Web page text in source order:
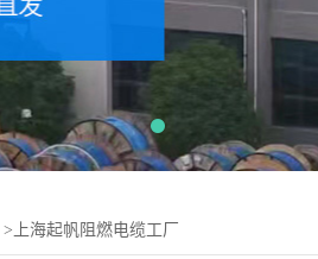
>上海起帆阻燃电缆工厂